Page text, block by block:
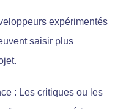
expérimentés
saisir plus
: Les critiques ou les